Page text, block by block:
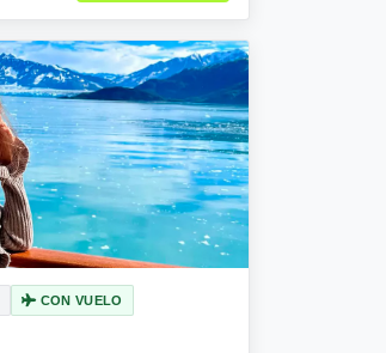
CON VUELO